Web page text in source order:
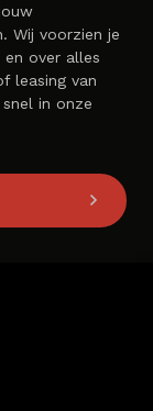
Wij voorzien je
en over alles
leasing van
in onze